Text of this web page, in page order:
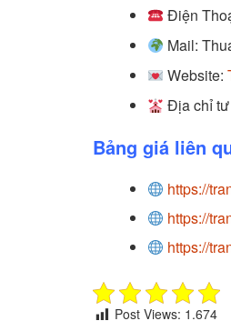
Điện
Mail:
Website:
Địa chỉ tư
Bảng giá liên
https://
https://
https://
Post Views: 1.674